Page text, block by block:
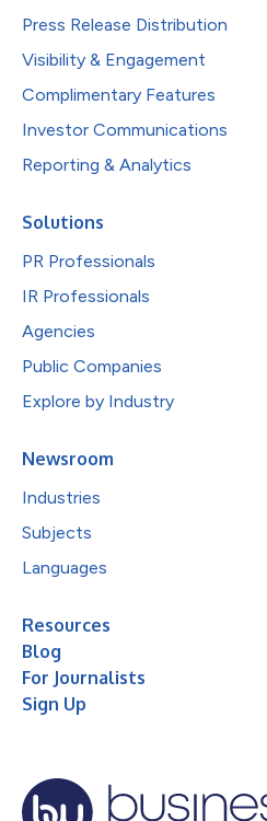
Press Release Distribution
Visibility & Engagement
Complimentary Features
Investor Communications
Reporting & Analytics
Solutions
PR Professionals
IR Professionals
Agencies
Public Companies
Explore by Industry
Newsroom
Industries
Subjects
Languages
Resources
Blog
For Journalists
Sign Up